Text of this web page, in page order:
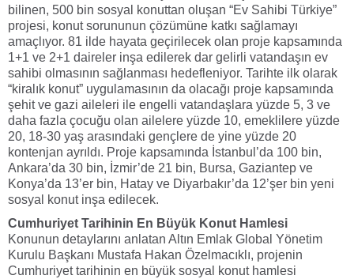
bilinen, 500 bin sosyal konuttan oluşan “Ev Sahibi Türkiye”
projesi, konut sorununun çözümüne katkı sağlamayı
amaçlıyor. 81 ilde hayata geçirilecek olan proje kapsamında
1+1 ve 2+1 daireler inşa edilerek dar gelirli vatandaşın ev
sahibi olmasının sağlanması hedefleniyor. Tarihte ilk olarak
“kiralık konut” uygulamasının da olacağı proje kapsamında
şehit ve gazi aileleri ile engelli vatandaşlara yüzde 5, 3 ve
daha fazla çocuğu olan ailelere yüzde 10, emeklilere yüzde
20, 18-30 yaş arasındaki gençlere de yine yüzde 20
kontenjan ayrıldı. Proje kapsamında İstanbul’da 100 bin,
Ankara’da 30 bin, İzmir’de 21 bin, Bursa, Gaziantep ve
Konya’da 13’er bin, Hatay ve Diyarbakır’da 12’şer bin yeni
sosyal konut inşa edilecek.
Cumhuriyet Tarihinin En Büyük Konut Hamlesi
Konunun detaylarını anlatan Altın Emlak Global Yönetim
Kurulu Başkanı Mustafa Hakan Özelmacıklı, projenin
Cumhuriyet tarihinin en büyük sosyal konut hamlesi